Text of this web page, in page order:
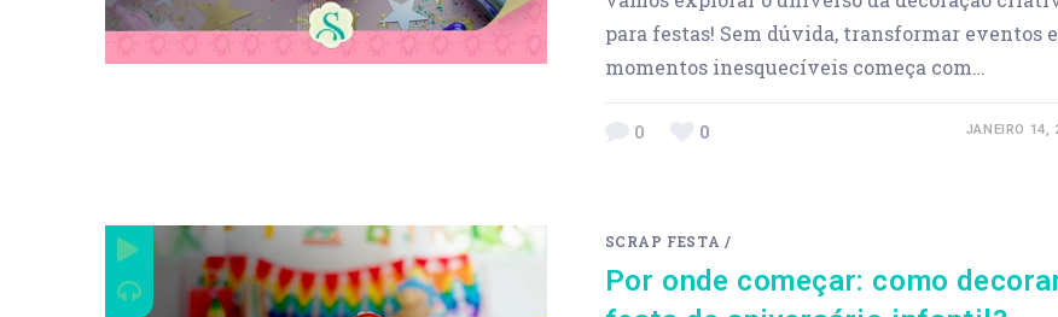
para festas! Sem dúvida, transformar eventos
momentos inesquecíveis começa com…
0 0 JANEIRO 14,
SCRAP FESTA /
Por onde começar: como